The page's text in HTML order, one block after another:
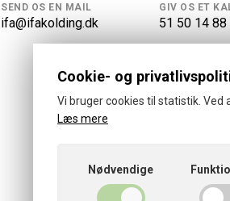
SEND OS EN MAIL
ifa@ifakolding.dk
GIV OS ET
51 50 14 88
Cookie- og
Vi bruger cookies til statistik. Ved
Læs mere
Nødvendige